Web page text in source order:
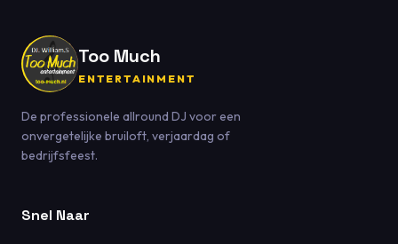
Too Much
ENTERTAINMENT
De professionele allround DJ voor een
onvergetelijke bruiloft, verjaardag of
bedrijfsfeest.
Snel Naar